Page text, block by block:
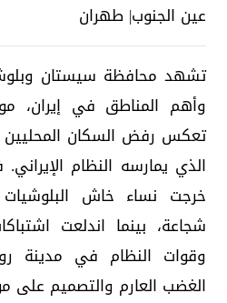
عين الجنوب| طهران
تشهد محافظة سيستان
وأهم المناطق في إيران،
تعكس رفض السكان المحليين
الذي يمارسه النظام
خرجت نساء خاش
شجاعة، بينما اندلعت
وقوات النظام في مدينة
الغضب العارم والتصميم على